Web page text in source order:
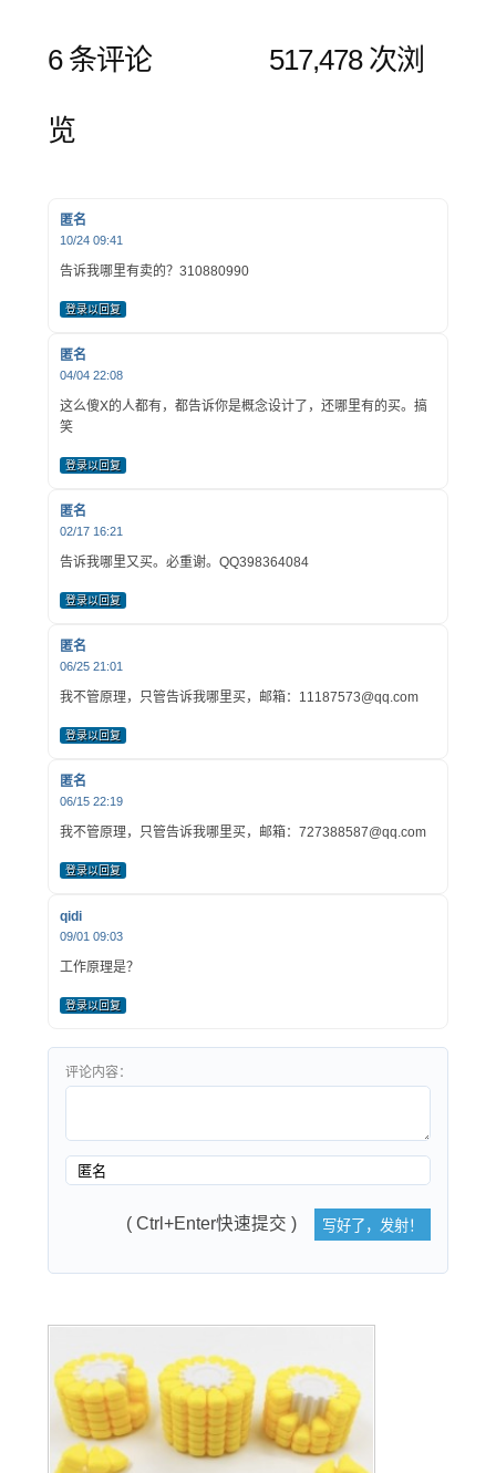
6 条评论 517,478 次浏
览
匿名
10/24 09:41
告诉我哪里有卖的？310880990
登录以回复
匿名
04/04 22:08
这么傻X的人都有，都告诉你是概念设计了，还哪里有的买。搞
笑
登录以回复
匿名
02/17 16:21
告诉我哪里又买。必重谢。QQ398364084
登录以回复
匿名
06/25 21:01
我不管原理，只管告诉我哪里买，邮箱：11187573@qq.com
登录以回复
匿名
06/15 22:19
我不管原理，只管告诉我哪里买，邮箱：727388587@qq.com
登录以回复
qidi
09/01 09:03
工作原理是？
登录以回复
评论内容：
( Ctrl+Enter快速提交 )